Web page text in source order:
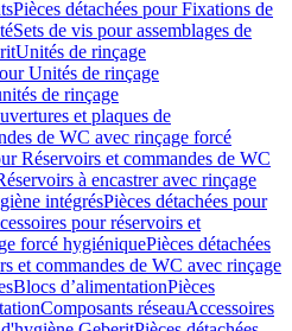
Pièces détachées pour Fixations de
Sets de vis pour assemblages de
Unités de rinçage
Unités de rinçage
de rinçage
et plaques de
de WC avec rinçage forcé
Réservoirs et commandes de WC
à encastrer avec rinçage
intégrésPièces détachées pour
pour réservoirs et
forcé hygiéniquePièces détachées
et commandes de WC avec rinçage
Blocs d’alimentationPièces
Composants réseauAccessoires